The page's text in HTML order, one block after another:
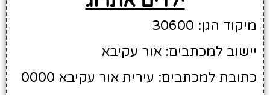
מיקוד הגן: 30600
יישוב למכתבים: אור עקיבא
כתובת למכתבים: עירית אור עקיבא 0000